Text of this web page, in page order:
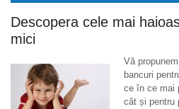
Descopera cele mai
mici
Vă
bancuri
ce în ce mai
cât și pentru